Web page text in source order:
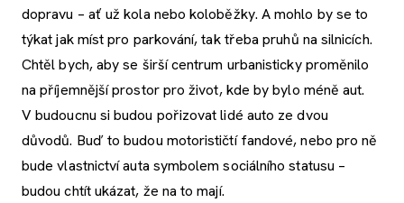
dopravu – ať už kola nebo koloběžky. A mohlo by se to
týkat jak míst pro parkování, tak třeba pruhů na silnicích.
Chtěl bych, aby se širší centrum urbanisticky proměnilo
na příjemnější prostor pro život, kde by bylo méně aut.
V budoucnu si budou pořizovat lidé auto ze dvou
důvodů. Buď to budou motorističtí fandové, nebo pro ně
bude vlastnictví auta symbolem sociálního statusu –
budou chtít ukázat, že na to mají.